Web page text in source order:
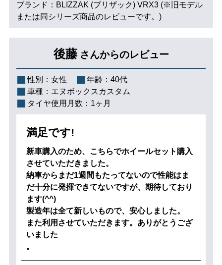
ブランド：BLIZZAK (ブリザック) VRX3 (※旧モデル
または同シリーズ商品のレビューです。)
後藤 さんからのレビュー
性別： 女性 年齢： 40代
車種： エヌボックスカスタム
タイヤ使用月数： 1ヶ月
満足です!
新車購入のため、こちらでホイールセット購入
させていただきました。
納車からまだ1週間もたってないので性能はま
だ十分に発揮できてないですが、期待しており
ます(^^)
製造年は全て新しいもので、安心しました。
また利用させていただきます。ありがとうござ
いました
。